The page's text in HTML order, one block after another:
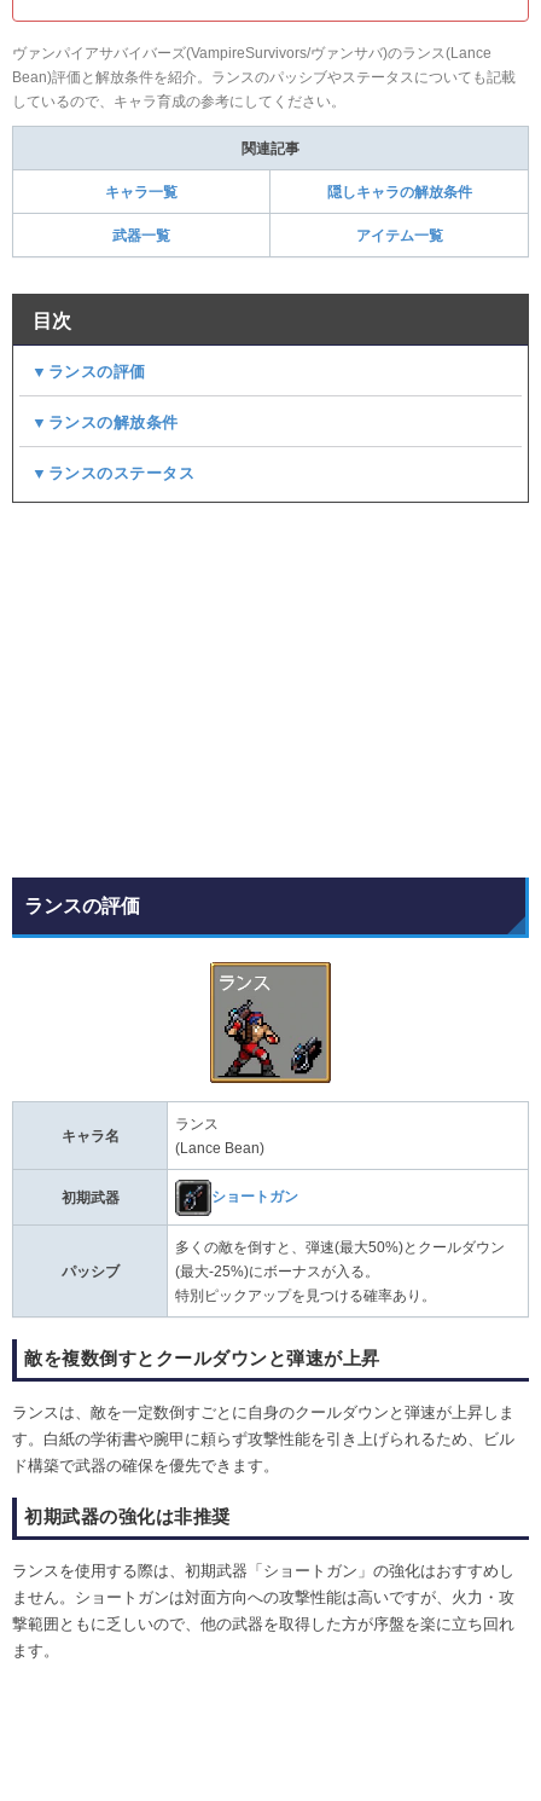
ヴァンパイアサバイバーズ(VampireSurvivors/ヴァンサバ)のランス(Lance
Bean)評価と解放条件を紹介。ランスのパッシブやステータスについても記載
しているので、キャラ育成の参考にしてください。
関連記事
キャラ一覧 隠しキャラの解放条件
武器一覧 アイテム一覧
目次
▼ランスの評価
▼ランスの解放条件
▼ランスのステータス
ランスの評価
キャラ名
ランス
(Lance Bean)
初期武器 ショートガン
パッシブ
多くの敵を倒すと、弾速(最大50%)とクールダウン
(最大-25%)にボーナスが入る。
特別ピックアップを見つける確率あり。
敵を複数倒すとクールダウンと弾速が上昇
ランスは、敵を一定数倒すごとに自身のクールダウンと弾速が上昇しま
す。白紙の学術書や腕甲に頼らず攻撃性能を引き上げられるため、ビル
ド構築で武器の確保を優先できます。
初期武器の強化は非推奨
ランスを使用する際は、初期武器「ショートガン」の強化はおすすめし
ません。ショートガンは対面方向への攻撃性能は高いですが、火力・攻
撃範囲ともに乏しいので、他の武器を取得した方が序盤を楽に立ち回れ
ます。